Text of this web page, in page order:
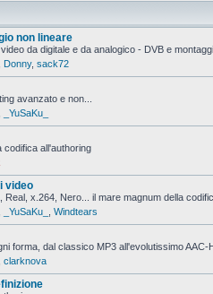
non lineare
da digitale e da analogico - DVB e
Donny, sack72
avanzato e non...
_YuSaKu_
codifica all'authoring
video
Real, x.264, Nero... il mare magnum della
_YuSaKu_ Windtears
forma, dal classico MP3 all'evolutissimo AAC-
clarknova